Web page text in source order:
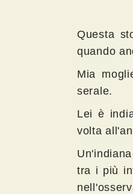
Questa
quando
Mia
serale.
Lei è
volta
tra i più